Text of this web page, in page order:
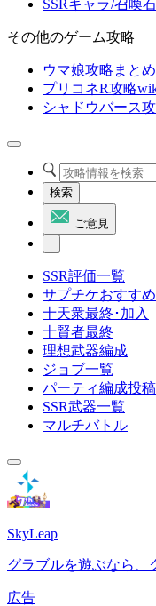
SSRキャラ/召喚
その他のゲーム攻略
ウマ娘攻略まと
プリコネR攻略
シャドウバース
検索
ご意見
SSR評価一覧
サプチケおすすめ
十天衆最終･加入
十賢者最終
理想武器編成
ジョブ一覧
パーティ編成投稿
SSR武器一覧
マルチバトル
SkyLeap
グラブルを遊ぶなら、
広告